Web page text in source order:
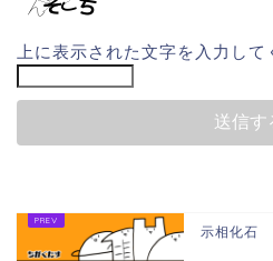
上に表示された文字を入力して
示相化石